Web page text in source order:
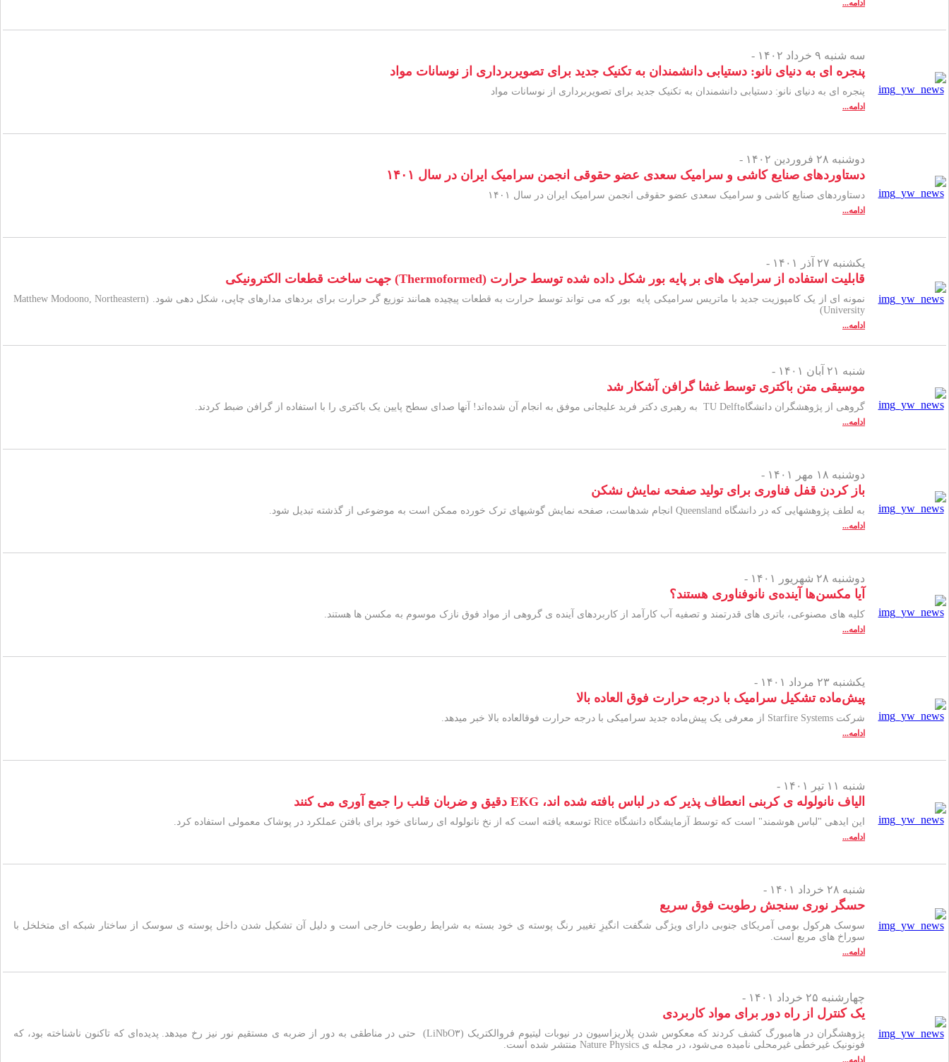
ادامه...
سه شنبه ۹ خرداد ۱۴۰۲ -
پنجره ای به دنیای نانو: دستیابی دانشمندان به تکنیک جدید برای تصویربرداری از نوسانات مواد
پنجره ای به دنیای نانو: دستیابی دانشمندان به تکنیک جدید برای تصویربرداری از نوسانات مواد
ادامه...
دوشنبه ۲۸ فروردین ۱۴۰۲ -
دستاوردهای صنایع کاشی و سرامیک سعدی عضو حقوقی انجمن سرامیک ایران در سال ۱۴۰۱
دستاوردهای صنایع کاشی و سرامیک سعدی عضو حقوقی انجمن سرامیک ایران در سال ۱۴۰۱
ادامه...
یکشنبه ۲۷ آذر ۱۴۰۱ -
قابلیت استفاده از سرامیک های بر پایه بور شکل داده شده توسط حرارت (Thermoformed) جهت ساخت قطعات الکترونیکی
نمونه ای از یک کامپوزیت جدید با ماتریس سرامیکی پایه بور که می تواند توسط حرارت به قطعات پیچیده همانند توزیع گر حرارت برای بردهای مدارهای چاپی، شکل دهی شود. (Matthew Modoono, Northeastern
University)
ادامه...
شنبه ۲۱ آبان ۱۴۰۱ -
موسیقی متن باکتری توسط غشا گرافن آشکار شد
گروهی از پژوهشگران دانشگاهTU Delft به رهبری دکتر فربد علیجانی موفق به انجام آن شده‌اند! آن­ها صدای سطح پایین یک باکتری را با استفاده از گرافن ضبط کردند.
ادامه...
دوشنبه ۱۸ مهر ۱۴۰۱ -
باز کردن قفل فناوری برای تولید صفحه نمایش نشکن
به لطف پژوهش­هایی که در دانشگاه Queensland انجام شده­است، صفحه نمایش گوشی­های ترک خورده ممکن است به موضوعی از گذشته تبدیل شود.
ادامه...
دوشنبه ۲۸ شهریور ۱۴۰۱ -
آیا مکسن‌ها آینده‌ی نانوفناوری هستند؟
کلیه ­های مصنوعی، باتری ­های قدرتمند و تصفیه آب کارآمد از کاربردهای آینده ­ی گروهی از مواد فوق نازک موسوم به مکسن­ ها هستند.
ادامه...
یکشنبه ۲۳ مرداد ۱۴۰۱ -
پیش‌ماده تشکیل سرامیک با درجه حرارت فوق العاده بالا
شرکت Starfire Systems از معرفی یک پیش‌ماده جدید سرامیکی با درجه حرارت فوق­العاده بالا خبر می­دهد.
ادامه...
شنبه ۱۱ تیر ۱۴۰۱ -
الیاف نانولوله ی کربنی انعطاف پذیر که در لباس بافته شده اند، EKG دقیق و ضربان قلب را جمع آوری می کنند
این ایده­ی "لباس هوشمند" است که توسط آزمایشگاه دانشگاه Rice توسعه یافته­ است که از نخ نانولوله­ ای رسانای خود برای بافتن عملکرد در پوشاک معمولی استفاده کرد.
ادامه...
شنبه ۲۸ خرداد ۱۴۰۱ -
حسگر نوری سنجش رطوبت فوق سریع
سوسک هرکول بومی آمریکای جنوبی دارای ویژگی شگفت ­انگیزِ تغییر رنگ پوسته ­ی خود بسته به شرایط رطوبت خارجی است و دلیل آن تشکیل شدن داخل پوسته­ ی سوسک از ساختار شبکه ­ای متخلخل با
سوراخ­­ های مربع ­است.
ادامه...
چهارشنبه ۲۵ خرداد ۱۴۰۱ -
یک کنترل از راه دور برای مواد کاربردی
پژوهشگران در هامبورگ کشف کردند که معکوس شدن پلاریزاسیون در نیوبات لیتیوم فروالکتریک (LiNbO۳) حتی در مناطقی به دور از ضربه­ ی مستقیم نور نیز رخ می­دهد. پدیده‌ای که تاکنون ناشناخته بود، که
فونونیک غیرخطی غیرمحلی نامیده می‌شود، در مجله ­ی Nature Physics ­منتشر شده­ است.
ادامه...